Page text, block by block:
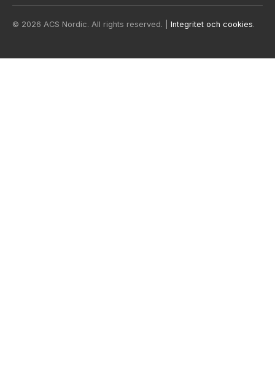
© 2026 ACS Nordic. All rights reserved. | Integritet och cookies.